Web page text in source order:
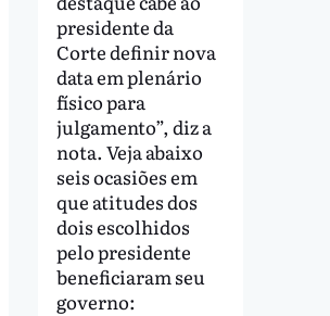
presidente da
Corte definir nova
data em plenário
físico para
julgamento”, diz a
nota. Veja abaixo
seis ocasiões em
que atitudes dos
dois escolhidos
pelo presidente
beneficiaram seu
governo: